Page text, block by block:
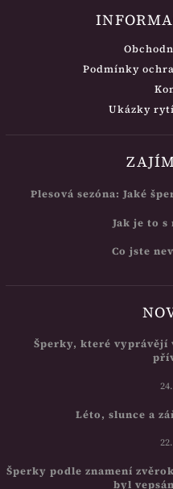
Podmínky
Ukázky
Plesová sezóna: Jaké
Jak je to s
Co jste
Šperky, které vyprávějí
Léto, slunce a
Šperky podle znamení
byl